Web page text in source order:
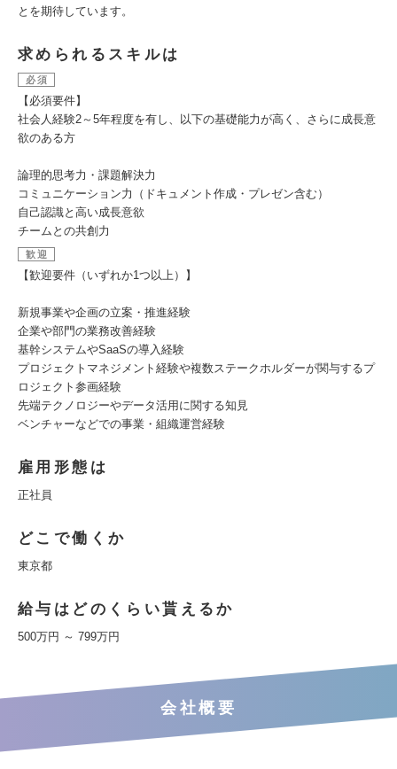
とを期待しています。
求められるスキルは
必須
【必須要件】
社会人経験2～5年程度を有し、以下の基礎能力が高く、さらに成長意
欲のある方
論理的思考力・課題解決力
コミュニケーション力（ドキュメント作成・プレゼン含む）
自己認識と高い成長意欲
チームとの共創力
歓迎
【歓迎要件（いずれか1つ以上）】
新規事業や企画の立案・推進経験
企業や部門の業務改善経験
基幹システムやSaaSの導入経験
プロジェクトマネジメント経験や複数ステークホルダーが関与するプ
ロジェクト参画経験
先端テクノロジーやデータ活用に関する知見
ベンチャーなどでの事業・組織運営経験
雇用形態は
正社員
どこで働くか
東京都
給与はどのくらい貰えるか
500万円 ～ 799万円
会社概要